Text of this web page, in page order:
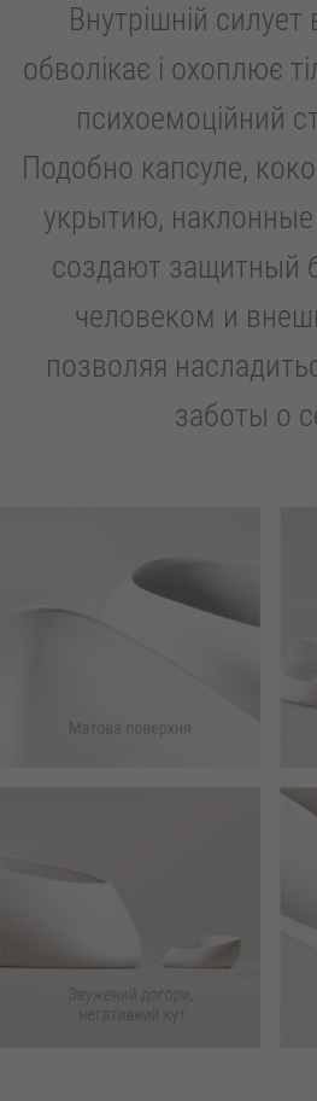
Внутрішній
обволікає і охоплює
психоемоційний
Подобно капсуле,
укрытию,
создают защитный
человеком и
позволяя
заботы о